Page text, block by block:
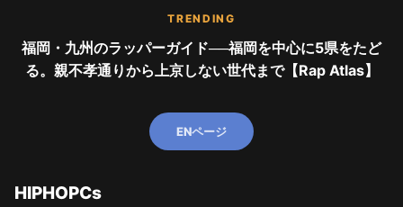
TRENDING
福岡・九州のラッパーガイド──福岡を中心に5県をたど
る。親不孝通りから上京しない世代まで【Rap Atlas】
ENページ
HIPHOPCs